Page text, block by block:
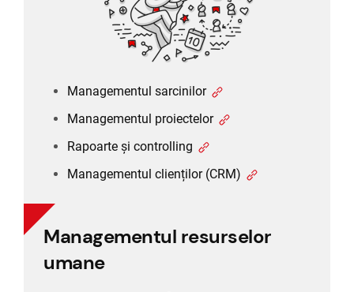
Managementul sarcinilor
Managementul proiectelor
Rapoarte și controlling
Managementul clienților (CRM)
Managementul resurselor
umane
Managementul resurselor